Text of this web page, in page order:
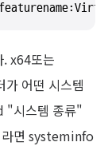
x64또는
가 어떤 시스템
"시스템 종류"
라면 systeminfo